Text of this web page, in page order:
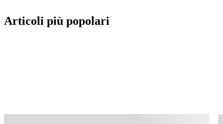
Articoli più popolari